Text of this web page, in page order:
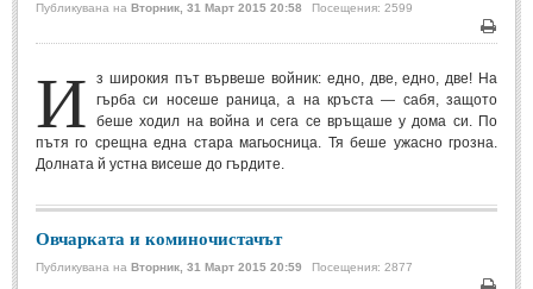
ПРИКАЗКИ
Автори на приказки
Приказки на народите
МИТОВЕ И ЛЕГЕНДИ
България
Гърция
Публикувана на Вторник, 31 Март 2015 20:58 Посещения: 2599
Печат
И
з широкия път вървеше войник: едно, две, едно, две! На
гърба си носеше раница, а на кръста — сабя, защото
беше ходил на война и сега се връщаше у дома си. По
пътя го срещна една стара магьосница. Тя беше ужасно грозна.
Долната й устна висеше до гърдите.
Овчарката и коминочистачът
Публикувана на Вторник, 31 Март 2015 20:59 Посещения: 2877